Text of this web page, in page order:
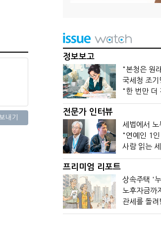
정보보고
전문가 인터뷰
프리미엄 리포트